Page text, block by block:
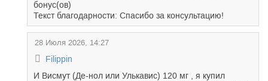
бонус(ов)
Текст благодарности: Спасибо за консультацию!
28 Июля 2026, 14:27
Filippin
И Висмут (Де-нол или Улькавис) 120 мг , я купил